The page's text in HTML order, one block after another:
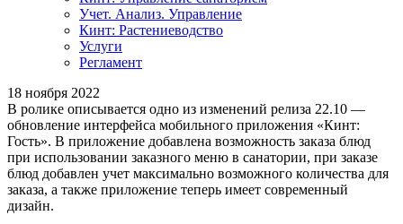
Учет. Анализ. Управление
Кинт: Растениеводство
Услуги
Регламент
18 ноября 2022
В ролике описывается одно из изменений релиза 22.10 —
обновление интерфейса мобильного приложения «Кинт:
Гость». В приложение добавлена возможность заказа блюд
при использовании заказного меню в санатории, при заказе
блюд добавлен учет максимально возможного количества для
заказа, а также приложение теперь имеет современный
дизайн.